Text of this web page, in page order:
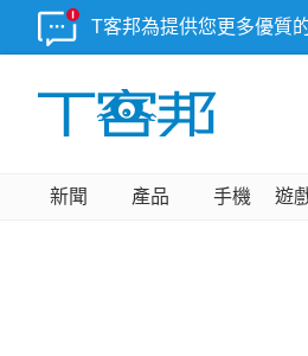
T客邦為提供您更多優質
新聞 產品 手機 遊